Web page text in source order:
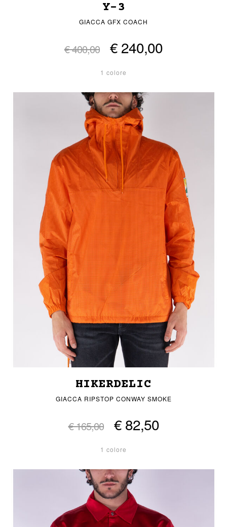
Y-3
GIACCA GFX COACH
€ 400,00 € 240,00
1 colore
HIKERDELIC
GIACCA RIPSTOP CONWAY SMOKE
€ 165,00 € 82,50
1 colore